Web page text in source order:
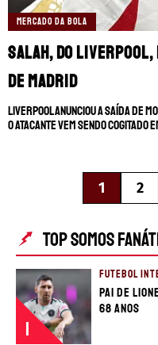
MERCADO DA BOLA
Salah, do
de Madrid
Liverpool anunciou a saída de
o atacante vem sendo cogitado
1 2
TOP SOMOS
1
FUTEBOL
Pai de
68 anos